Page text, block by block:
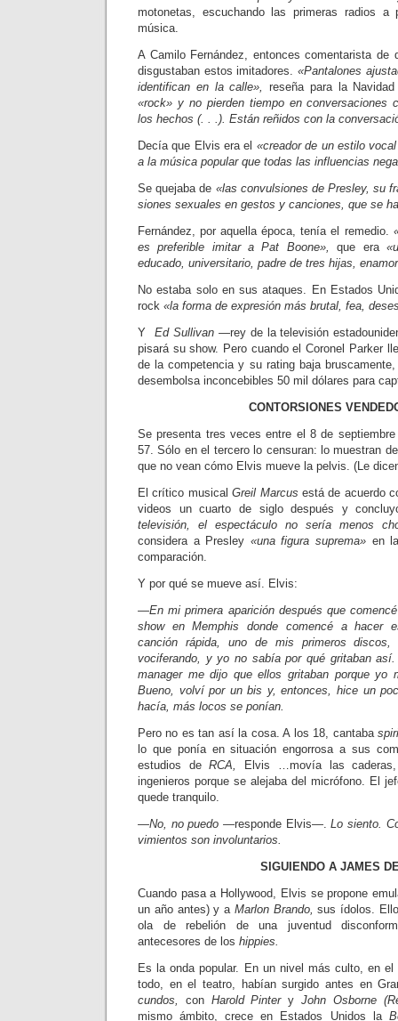
motonetas, escuchando las primeras radios
música.
A Camilo Fernández, entonces co­mentarista
disgustaban estos imitadores. «Pantalones
identifican en la calle», reseña para la
«rock» y no pierden tiempo en conversa­ciones
los he­chos (. . .). Están reñidos con la
Decía que Elvis era el «creador de un estilo
a la música popular que todas las influencias
Se quejaba de «las convulsiones de Presley, su
siones sexuales en gestos y canciones, que se
Fernández, por aquella época, tenía el remedio.
es preferible imitar a Pat Boone»,
que era
educado, uni­versitario, padre de tres hijas,
No estaba solo en sus ataques. En Estados
rock «la forma de expresión más brutal, fea,
Y Ed Sullivan—rey de la televisión
pisará su show. Pero cuando el Coronel Parker
de la competencia y su rating baja
de­sembolsa inconcebibles 50 mil dólares para
CONTORSIONES
Se presenta tres veces entre el 8 de
57. Sólo en el tercero lo censuran: lo mues­tran
que no vean cómo Elvis mueve la pelvis. (Le
El crítico musicalGreil Marcus está de acuerdo
videos un cuarto de siglo después y
televisión, el espectáculo no sería menos
considera a Presley «una fi­gura suprema» en
comparación.
Y por qué se mueve así. Elvis:
—En mi primera aparición después que
show en Memphis donde comencé a hacer
canción rápida, uno de mis primeros
vociferando, y yo no sabía por qué gritaban
manager me dijo que ellos gritaban porque yo
Bueno, volví por un bis y, entonces, hice un
hacía, más locos se ponían.
Pero no es tan así la cosa. A los 18, cantaba
lo que ponía en situación engorrosa a sus
estudios deRCA,
Elvis …movía las
ingenieros porque se ale­jaba del micrófono. El
quede tranquilo.
—No, no puedo —responde Elvis—.Lo siento.
vimientos son involuntarios.
SIGUIENDO A JAMES
Cuando pasa a Hollywood, Elvis se propone
un año antes) y a Marlon Brando,sus ídolos.
ola de rebelión de una juventud
antecesores de los hippies.
Es la onda popular. En un nivel más culto, en
todo, en el teatro, habían surgido antes en
cundos,
con Harold PinteryJohn Osborne
mismo ámbito, crece en Estados Unidos la